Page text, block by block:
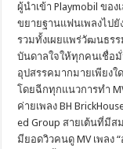
ผู้นำเข้า Playmobil ขอ
ขยายฐานแฟนเพลงไปยั
รวมทั้งเผยแพร่วัฒนธรร
บันดาลใจให้ทุกคนเชื่อมั่
อุปสรรคมากมายเพียงใ
โดยฉีกทุกแนวการทำ
ค่ายเพลง BH
ed Group สายเต้นที่มีส
มียอดวิวคนดู MV เพลง “